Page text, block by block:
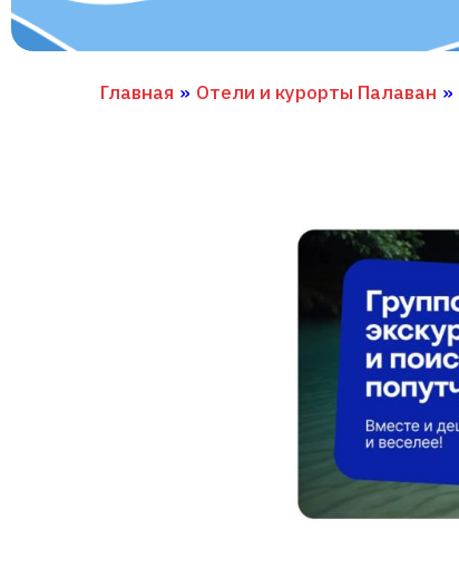
Главная » Отели и курорты Палаван »